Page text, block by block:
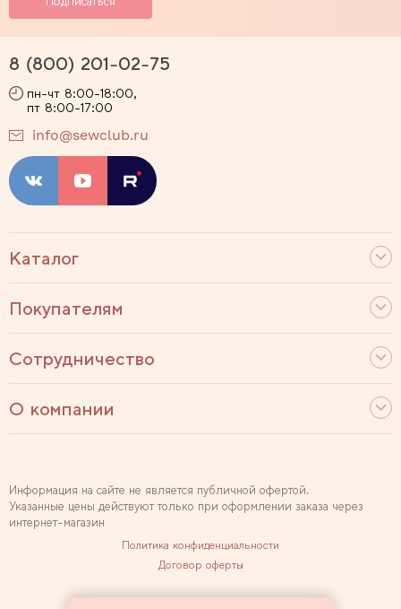
Каталог
Покупателям
Сотрудничество
О компании
8 (800) 201-02-75
пн-чт 8:00-18:00,
пт 8:00-17:00
info@sewclub.ru
Информация на сайте не является публичной офертой.
Указанные цены действуют только при оформлении заказа через
интернет-магазин
Политика конфиденциальности
Договор оферты